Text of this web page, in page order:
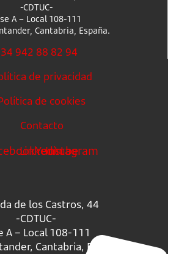
-CDTUC-
A – Local 108-111
Cantabria, España.
942 88 82 94
de privacidad
de cookies
Contacto
Linkedin
Youtube
Instagram
de los Castros, 44
-CDTUC-
A – Local 108-111
Cantabria, España.